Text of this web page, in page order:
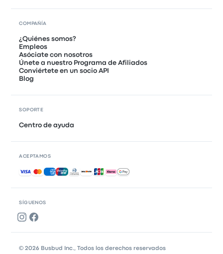
SÍGUENOS
COMPAÑÍA
¿Quiénes somos?
Empleos
Asóciate con nosotros
Únete a nuestro Programa de Afiliados
Conviértete en un socio API
Blog
SOPORTE
Centro de ayuda
ACEPTAMOS
Pagos aceptados
© 2026 Busbud Inc., Todos los derechos reservados